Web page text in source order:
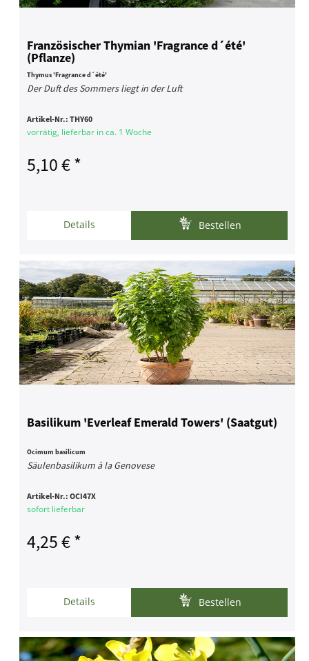
Französischer Thymian 'Fragrance d´été'
(Pflanze)
Thymus 'Fragrance d´été'
Der Duft des Sommers liegt in der Luft
Artikel-Nr.:THY60
vorrätig, lieferbar in ca. 1 Woche
5,10 € *
Details Bestellen
Basilikum 'Everleaf Emerald Towers' (Saatgut)
Ocimum basilicum
Säulenbasilikum à la Genovese
Artikel-Nr.:OCI47X
sofort lieferbar
4,25 € *
Details Bestellen